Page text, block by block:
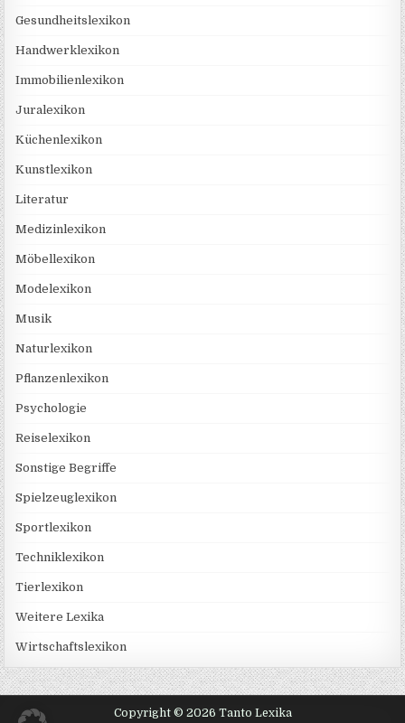
Gesundheitslexikon
Handwerklexikon
Immobilienlexikon
Juralexikon
Küchenlexikon
Kunstlexikon
Literatur
Medizinlexikon
Möbellexikon
Modelexikon
Musik
Naturlexikon
Pflanzenlexikon
Psychologie
Reiselexikon
Sonstige Begriffe
Spielzeuglexikon
Sportlexikon
Techniklexikon
Tierlexikon
Weitere Lexika
Wirtschaftslexikon
Copyright © 2026 Tanto Lexika